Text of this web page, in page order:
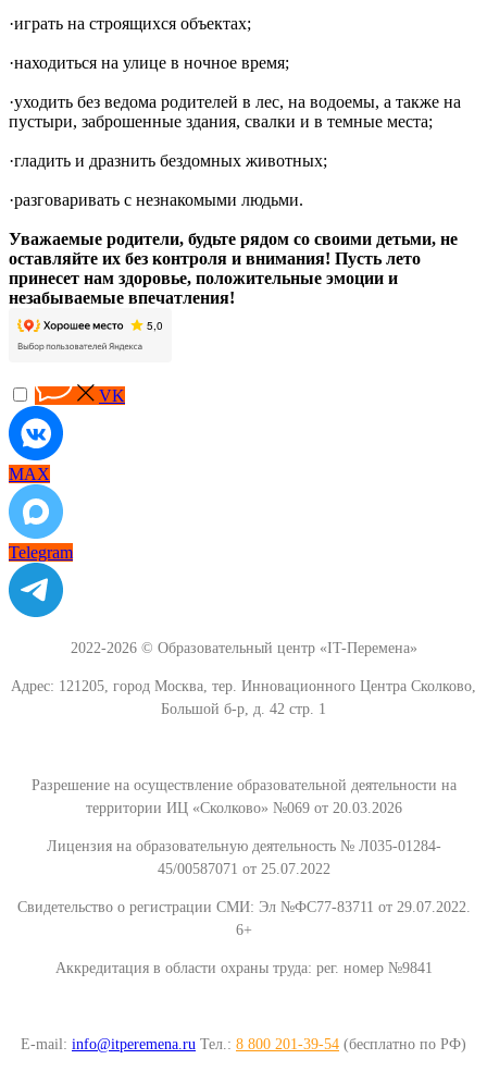
·играть на строящихся объектах;
·находиться на улице в ночное время;
·уходить без ведома родителей в лес, на водоемы, а также на
пустыри, заброшенные здания, свалки и в темные места;
·гладить и дразнить бездомных животных;
·разговаривать с незнакомыми людьми.
Уважаемые родители, будьте рядом со своими детьми, не
оставляйте их без контроля и внимания! Пусть лето
принесет нам здоровье, положительные эмоции и
незабываемые впечатления!
VK
MAX
Telegram
2022-2026 © Образовательный центр «IT-Перемена»
Адрес: 121205, город Москва, тер. Инновационного Центра Сколково,
Большой б-р, д. 42 стр. 1
Разрешение на осуществление образовательной деятельности на
территории ИЦ «Сколково» №069 от 20.03.2026
Лицензия на образовательную деятельность № Л035-01284-
45/00587071 от 25.07.2022
Свидетельство о регистрации СМИ: Эл №ФС77-83711 от 29.07.2022.
6+
Аккредитация в области охраны труда: рег. номер №9841
E-mail: info@itperemena.ru Тел.: 8 800 201-39-54 (бесплатно по РФ)